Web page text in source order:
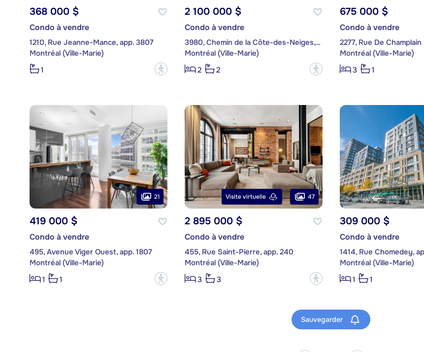
368 000 $
Condo à vendre
1210, Rue Jeanne-Mance, app. 3807
Montréal (Ville-Marie)
1
?
2 100 000 $
Condo à vendre
3980, Chemin de la Côte-des-Neiges, app. B96
Montréal (Ville-Marie)
2
2 ?
675 000 $
Condo à vendre
2277, Rue De Champlain
Montréal (Ville-Marie)
3
1
21
419 000 $
Condo à vendre
495, Avenue Viger Ouest, app. 1807
Montréal (Ville-Marie)
1
1 ?
Visite virtuelle 47
2 895 000 $
Condo à vendre
455, Rue Saint-Pierre, app. 240
Montréal (Ville-Marie)
3
3 ?
309 000 $
Condo à vendre
1414, Rue Chomedey,
Montréal (Ville-Marie)
1
1
Sauvegarder